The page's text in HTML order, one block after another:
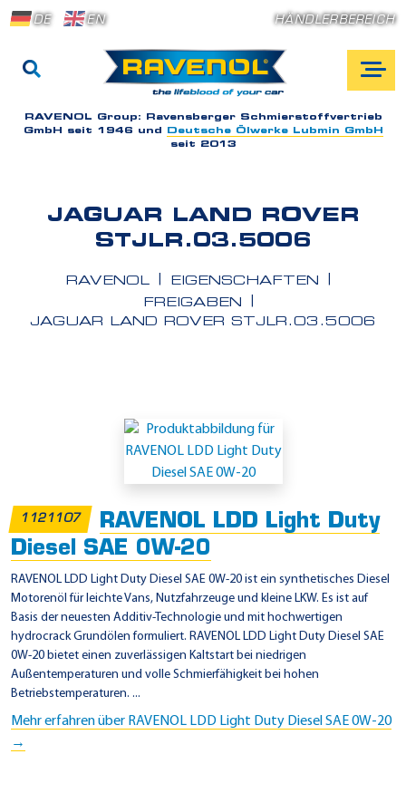
DE EN HÄNDLERBEREICH
RAVENOL Group: Ravensberger Schmierstoffvertrieb
GmbH seit 1946 und
Deutsche Ölwerke Lubmin GmbH
seit 2013
JAGUAR LAND ROVER
STJLR.03.5006
RAVENOL
EIGENSCHAFTEN
FREIGABEN
JAGUAR LAND ROVER STJLR.03.5006
s
a
t
z
g
e
b
i
t
1121107
RAVENOL LDD Light Duty
Diesel SAE 0W-20
RAVENOL LDD Light Duty Diesel SAE 0W-20 ist ein synthetisches Diesel
Motorenöl für leichte Vans, Nutzfahrzeuge und kleine LKW. Es ist auf
Basis der neuesten Additiv-Technologie und mit hochwertigen
hydrocrack Grundölen formuliert. RAVENOL LDD Light Duty Diesel SAE
0W-20 bietet einen zuverlässigen Kaltstart bei niedrigen
Außentemperaturen und volle Schmierfähigkeit bei hohen
Betriebstemperaturen. ...
Mehr erfahren über RAVENOL LDD Light Duty Diesel SAE 0W-20
→